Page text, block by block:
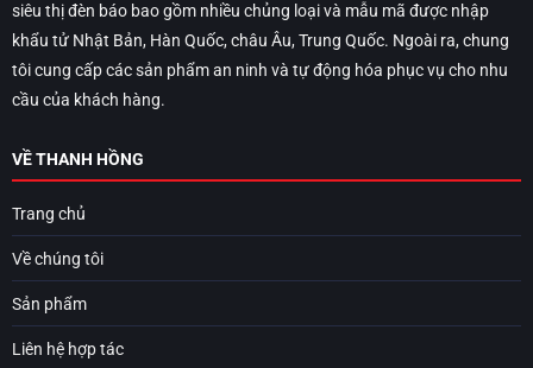
siêu thị đèn báo bao gồm nhiều chủng loại và mẫu mã được nhập
khẩu tử Nhật Bản, Hàn Quốc, châu Âu, Trung Quốc. Ngoài ra, chung
tôi cung cấp các sản phẩm an ninh và tự động hóa phục vụ cho nhu
cầu của khách hàng.
VỀ THANH HỒNG
Trang chủ
Về chúng tôi
Sản phẩm
Liên hệ hợp tác